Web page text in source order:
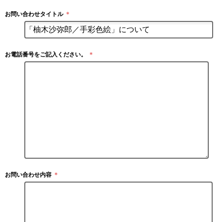
お問い合わせタイトル ＊
お電話番号をご記入ください。 ＊
お問い合わせ内容 ＊